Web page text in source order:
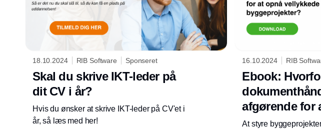
18.10.2024 RIB Software Sponseret
Skal du skrive IKT-leder på
dit CV i år?
Hvis du ønsker at skrive IKT-leder på CV'et i
år, så læs med her!
16.10.2024 RIB
Ebook:
afgørende for
vellykkede
At styre